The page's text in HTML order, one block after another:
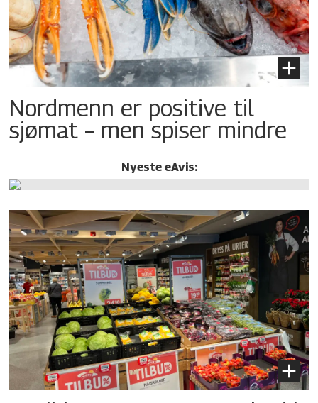
Nordmenn er positive til
sjømat – men spiser mindre
Nyeste eAvis: